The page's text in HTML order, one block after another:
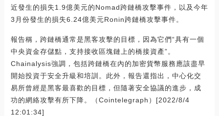
近發生的損失1.9億美元的Nomad跨鏈橋攻擊事件，以及今年
3月份發生的損失6.24億美元Ronin跨鏈橋攻擊事件。
報告稱，跨鏈橋通常是黑客攻擊的目標，因為它們“具有一個
中央資金存儲點，支持接收區塊鏈上的橋接資產”。
Chainalysis強調，包括跨鏈橋在內的加密貨幣服務應該盡早
開始投資于安全升級和培訓。此外，報告還指出，中心化交
易所曾經是黑客最喜歡的目標，但隨著安全協議的進步，成
功的網絡攻擊有所下降。（Cointelegraph）[2022/8/4
12:01:34]